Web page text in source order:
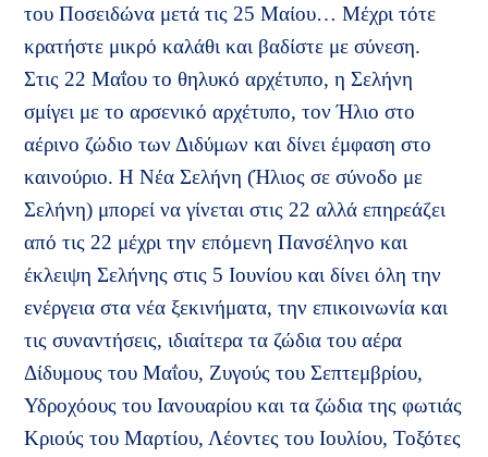
του Ποσειδώνα μετά τις 25 Μαίου… Μέχρι τότε
κρατήστε μικρό καλάθι και βαδίστε με σύνεση.
Στις 22 Μαΐου το θηλυκό αρχέτυπο, η Σελήνη
σμίγει με το αρσενικό αρχέτυπο, τον Ήλιο στο
αέρινο ζώδιο των Διδύμων και δίνει έμφαση στο
καινούριο. Η Νέα Σελήνη (Ήλιος σε σύνοδο με
Σελήνη) μπορεί να γίνεται στις 22 αλλά επηρεάζει
από τις 22 μέχρι την επόμενη Πανσέληνο και
έκλειψη Σελήνης στις 5 Ιουνίου και δίνει όλη την
ενέργεια στα νέα ξεκινήματα, την επικοινωνία και
τις συναντήσεις, ιδιαίτερα τα ζώδια του αέρα
Δίδυμους του Μαΐου, Ζυγούς του Σεπτεμβρίου,
Υδροχόους του Ιανουαρίου και τα ζώδια της φωτιάς
Κριούς του Μαρτίου, Λέοντες του Ιουλίου, Τοξότες